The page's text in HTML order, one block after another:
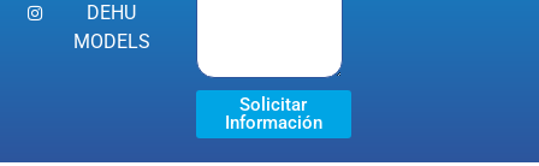
DEHU
MODELS
Solicitar
Información